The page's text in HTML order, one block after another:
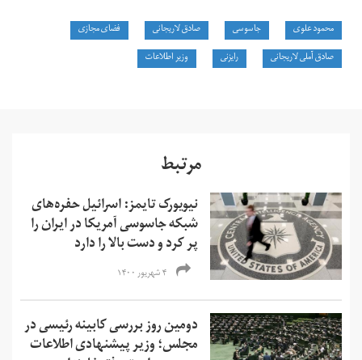
محمود علوی جاسوسی صادق لاریجانی
فضای مجازی
صادق آملی لاریجانی
رایزنی وزیر اطلاعات
مرتبط
نیویورک تایمز: اسرائیل حفره‌های
شبکه جاسوسی آمریکا در ایران را
پر کرد و دست بالا را دارد
۴ شهریور ۱۴۰۰
دومین روز بررسی کابینه رئیسی در
مجلس؛ وزیر پیشنهادی اطلاعات